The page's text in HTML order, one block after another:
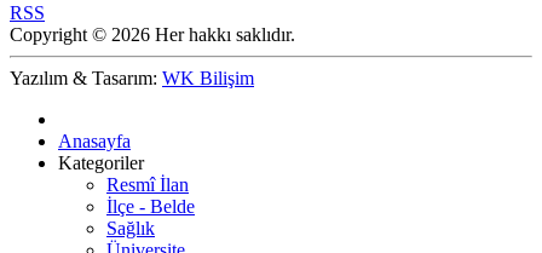
RSS
Copyright © 2026 Her hakkı saklıdır.
Yazılım & Tasarım: WK Bilişim
Anasayfa
Kategoriler
Resmî İlan
İlçe - Belde
Sağlık